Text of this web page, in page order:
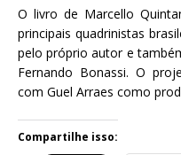
O livro de Marcello
principais quadrinistas
pelo próprio autor e
Fernando Bonassi. O
com Guel Arraes como
Compartilhe isso: